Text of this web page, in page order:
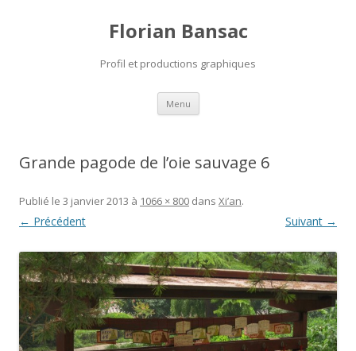
Florian Bansac
Profil et productions graphiques
Menu Aller
contenu
Grande pagode de l’oie sauvage 6
Publié le 3 janvier 2013 à 1066 × 800 dans Xi’an.
← Précédent Suivant →